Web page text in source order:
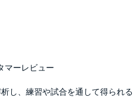
マーレビュー
し、練習や試合を通して得られる